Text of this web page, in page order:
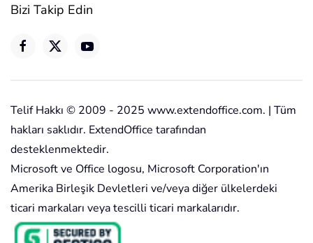
Bizi Takip Edin
Telif Hakkı © 2009 - 2025 www.extendoffice.com. | Tüm
hakları saklıdır. ExtendOffice tarafından
desteklenmektedir.
Microsoft ve Office logosu, Microsoft Corporation'ın
Amerika Birleşik Devletleri ve/veya diğer ülkelerdeki
ticari markaları veya tescilli ticari markalarıdır.